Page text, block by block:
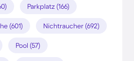
Parkplatz (166)
(601) Nichtraucher (692)
Pool (57)